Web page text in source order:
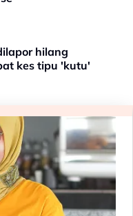
hilang
kes tipu 'kutu'